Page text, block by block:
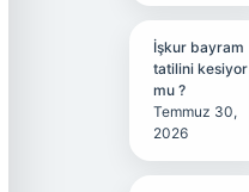
İşkur bayram
tatilini kesiyor
mu ?
Temmuz 30,
2026